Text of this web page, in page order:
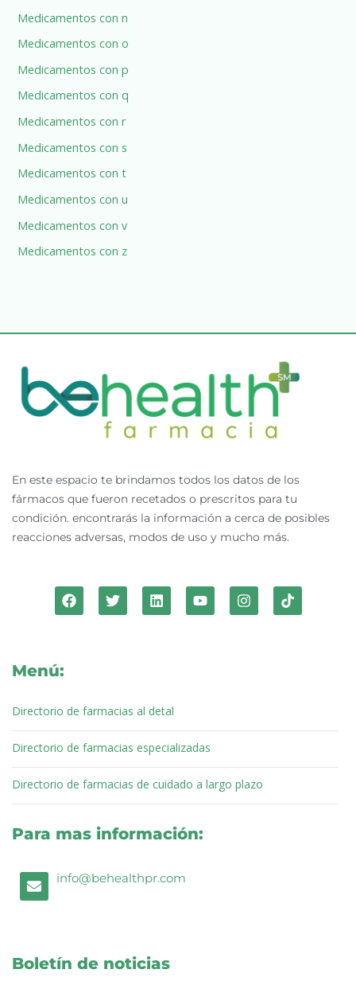
Medicamentos con n
Medicamentos con o
Medicamentos con p
Medicamentos con q
Medicamentos con r
Medicamentos con s
Medicamentos con t
Medicamentos con u
Medicamentos con v
Medicamentos con z
En este espacio te brindamos todos los datos de los
fármacos que fueron recetados o prescritos para tu
condición. encontrarás la información a cerca de posibles
reacciones adversas, modos de uso y mucho más.
F
a
c
T
w
i
L
i
n
Y
o
u
I
n
s
T
i
k
Menú:
Directorio de farmacias al detal
Directorio de farmacias especializadas
Directorio de farmacias de cuidado a largo plazo
Para mas información:
E
n
v
p
e
info@behealthpr.com
Boletín de noticias